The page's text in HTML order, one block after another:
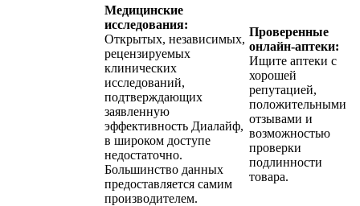
Медицинские
исследования:
Открытых, независимых,
рецензируемых
клинических
исследований,
подтверждающих
заявленную
эффективность Диалайф,
в широком доступе
недостаточно.
Большинство данных
предоставляется самим
производителем.
Проверенные
онлайн-аптеки:
Ищите аптеки с
хорошей
репутацией,
положительными
отзывами и
возможностью
проверки
подлинности
товара.